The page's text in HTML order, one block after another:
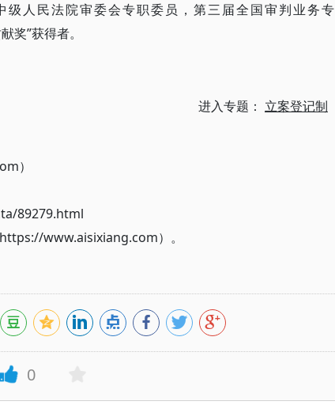
人民法院审委会专职委员，第三届全国审判业务专
奖”获得者。
进入专题： 立案登记制
）
89279.html
www.aisixiang.com）。
0